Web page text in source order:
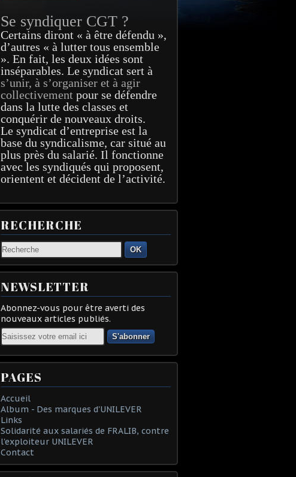
Se syndiquer CGT ?
Certains diront « à être défendu »,
d’autres « à lutter tous ensemble
». En fait, les deux idées sont
inséparables. Le syndicat sert à
s’unir, à s’organiser et à agir
collectivement pour se défendre
dans la lutte des classes et
conquérir de nouveaux droits.
Le syndicat d’entreprise est la
base du syndicalisme, car situé au
plus près du salarié. Il fonctionne
avec les syndiqués qui proposent,
orientent et décident de l’activité.
RECHERCHE
OK
NEWSLETTER
Abonnez-vous pour être averti des
nouveaux articles publiés.
Email
PAGES
Accueil
Album - Des marques d'UNILEVER
Links
Solidarité aux salariés de FRALIB, contre
l'exploiteur UNILEVER
Contact